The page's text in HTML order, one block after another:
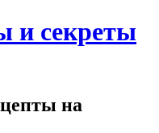
и секреты
на